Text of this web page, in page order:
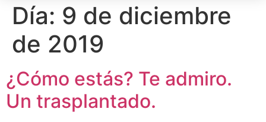
Día: 9 de diciembre
de 2019
¿Cómo estás? Te admiro.
Un trasplantado.